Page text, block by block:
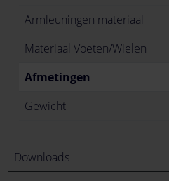
Armleuningen materiaal
Materiaal Voeten/Wielen
Afmetingen
Gewicht
Downloads